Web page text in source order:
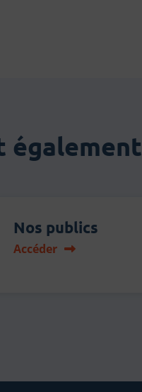
également
Nos publics
Accéder